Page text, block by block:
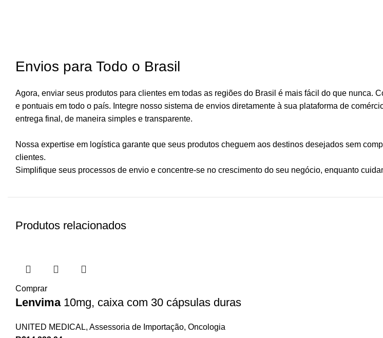
Envios para Todo o Brasil
Agora, enviar seus produtos para clientes em todas as regiões do Brasil é mais fácil do que nunca.
e pontuais em todo o país. Integre nosso sistema de envios diretamente à sua plataforma de
entrega final, de maneira simples e transparente.
Nossa expertise em logística garante que seus produtos cheguem aos destinos desejados sem
clientes.
Simplifique seus processos de envio e concentre-se no crescimento do seu negócio, enquanto
Produtos relacionados
Comprar
Lenvima10mg, caixa com 30 cápsulas duras
UNITED MEDICAL, Assessoria de Importação, Oncologia